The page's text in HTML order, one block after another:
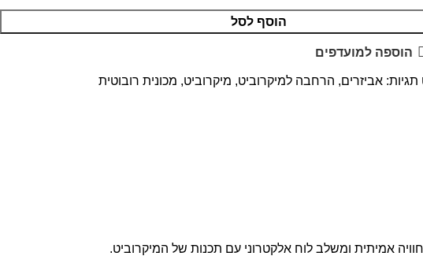
הוסף לסל
הוספה למועדפים
תגיות: אביזרים, הרחבה למיקרוביט, מיקרוביט, מכונית רובוטית
אמיתית ומשלב לוח אלקטרוני עם תכנות של המיקרוביט.